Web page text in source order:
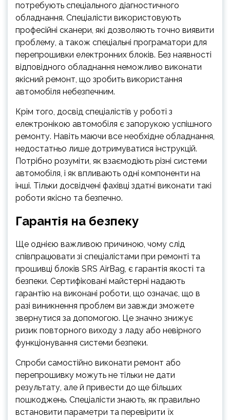
потребують спеціального діагностичного
обладнання. Спеціалісти використовують
професійні сканери, які дозволяють точно виявити
проблему, а також спеціальні програматори для
перепрошивки електронних блоків. Без наявності
відповідного обладнання неможливо виконати
якісний ремонт, що зробить використання
автомобіля небезпечним.
Крім того, досвід спеціалістів у роботі з
електронікою автомобіля є запорукою успішного
ремонту. Навіть маючи все необхідне обладнання,
недостатньо лише дотримуватися інструкцій.
Потрібно розуміти, як взаємодіють різні системи
автомобіля, і як впливають одні компоненти на
інші. Тільки досвідчені фахівці здатні виконати такі
роботи якісно та безпечно.
Гарантія на безпеку
Ще однією важливою причиною, чому слід
співпрацювати зі спеціалістами при ремонті та
прошивці блоків SRS AirBag, є гарантія якості та
безпеки. Сертифіковані майстерні надають
гарантію на виконані роботи, що означає, що в
разі виникнення проблем ви завжди зможете
звернутися за допомогою. Це значно знижує
ризик повторного виходу з ладу або невірного
функціонування системи безпеки.
Спроби самостійно виконати ремонт або
перепрошивку можуть не тільки не дати
результату, але й привести до ще більших
пошкоджень. Спеціалісти знають, як правильно
встановити параметри та перевірити їх